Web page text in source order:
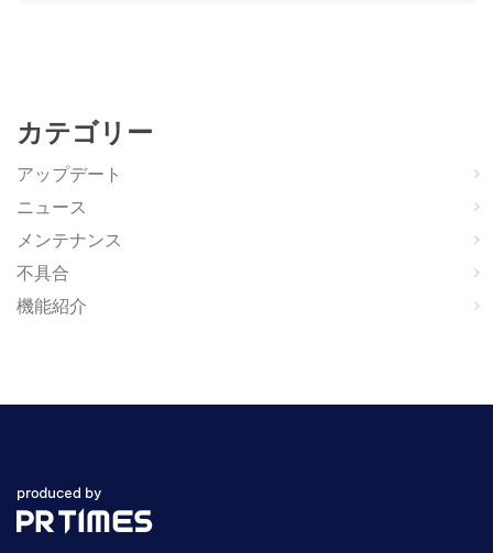
カテゴリー
アップデート
ニュース
メンテナンス
不具合
機能紹介